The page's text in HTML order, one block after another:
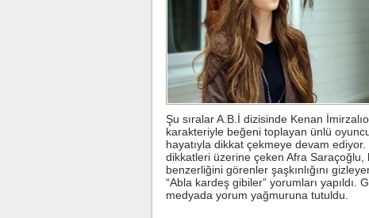
Şu sıralar A.B.İ dizisinde Kenan
karakteriyle beğeni toplayan ünlü
hayatıyla dikkat çekmeye devam
dikkatleri üzerine çeken Afra Saraçoğlu,
benzerliğini görenler şaşkınlığını
“Abla kardeş gibiler” yorumları
medyada yorum yağmuruna tutuldu.